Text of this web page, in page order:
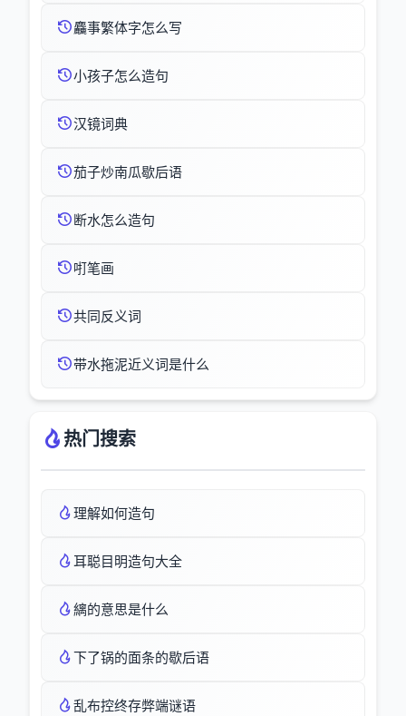
麤事繁体字怎么写
小孩子怎么造句
汉镜词典
茄子炒南瓜歇后语
断水怎么造句
咑笔画
共同反义词
带水拖泥近义词是什么
热门搜索
理解如何造句
耳聪目明造句大全
縭的意思是什么
下了锅的面条的歇后语
乱布控终存弊端谜语